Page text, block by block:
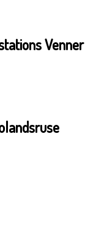
Venner